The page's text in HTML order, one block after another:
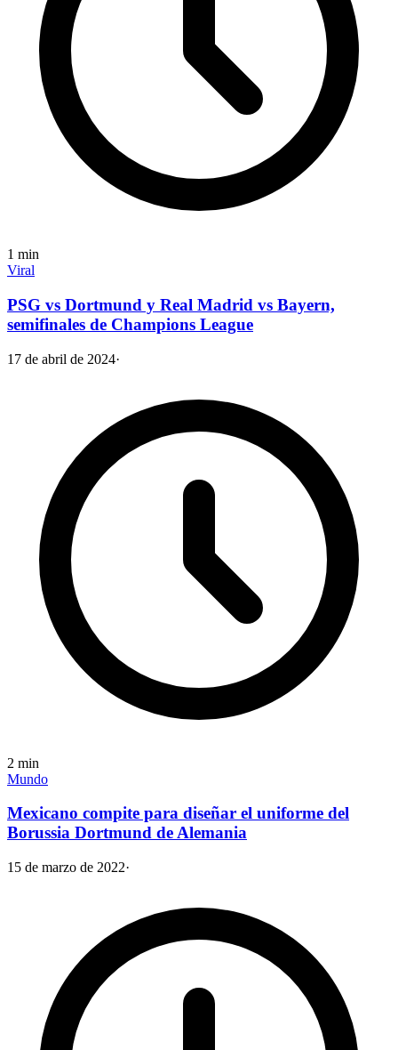
1 min
Viral
PSG vs Dortmund y Real Madrid vs Bayern,
semifinales de Champions League
17 de abril de 2024·
2 min
Mundo
Mexicano compite para diseñar el uniforme del
Borussia Dortmund de Alemania
15 de marzo de 2022·